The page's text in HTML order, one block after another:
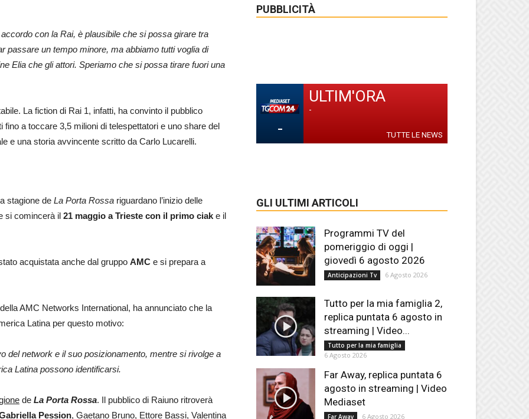
con la Rai, è plausibile che si possa girare tra
passare un tempo minore, ma abbiamo tutti voglia di
Elia che gli attori. Speriamo che si possa tirare fuori una
La fiction di Rai 1, infatti, ha convinto il pubblico
a toccare 3,5 milioni di telespettatori e uno share del
e una storia avvincente scritto da Carlo Lucarelli.
stagione de La Porta Rossa riguardano l’inizio delle
si comincerà il 21 maggio a Trieste con il primo ciak e il
acquistata anche dal gruppo AMC e si prepara a
AMC Networks International, ha annunciato che la
Latina per questo motivo:
del network e il suo posizionamento, mentre si rivolge a
Latina possono identificarsi.
de La Porta Rossa. Il pubblico di Raiuno ritroverà
Pession, Gaetano Bruno, Ettore Bassi, Valentina
PUBBLICITÀ
-
ULTIM'ORA
-
TUTTE LE NEWS
GLI ULTIMI ARTICOLI
Programmi TV del
pomeriggio di oggi |
giovedì 6 agosto 2026
Anticipazioni Tv 6 Agosto 2026
Tutto per la mia famiglia 2,
replica puntata 6 agosto in
streaming | Video...
Tutto per la mia famiglia
6 Agosto 2026
Far Away, replica puntata 6
agosto in streaming | Video
Mediaset
Far Away 6 Agosto 2026